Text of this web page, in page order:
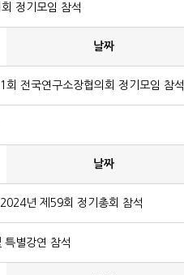
정기모임 참석
날짜
전국연구소장협의회 정기모임 참석
날짜
년 제59회 정기총회 참석
별강연 참석